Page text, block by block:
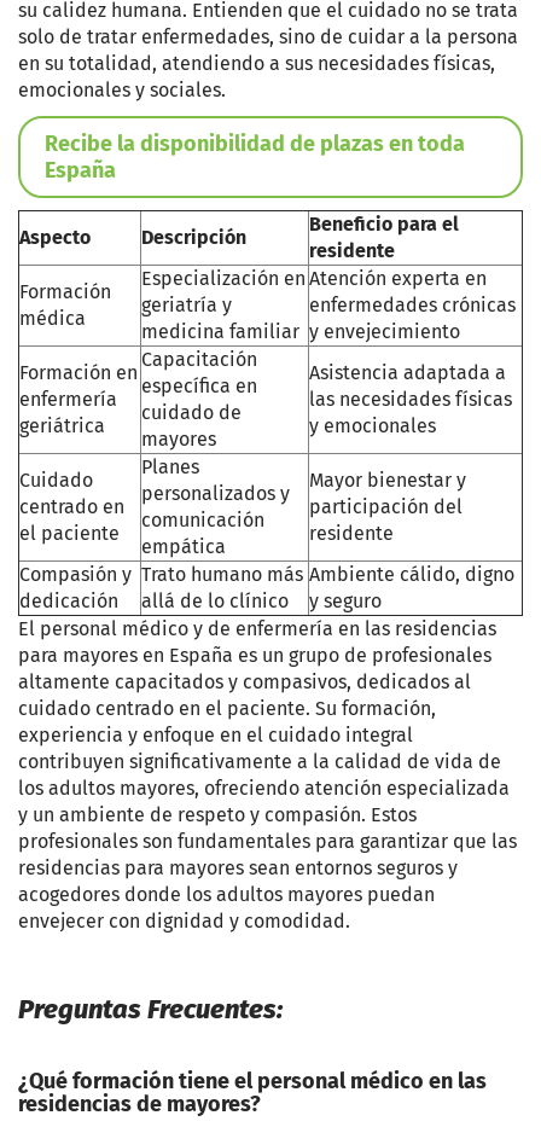
su calidez humana. Entienden que el cuidado no se trata
solo de tratar enfermedades, sino de cuidar a la persona
en su totalidad, atendiendo a sus necesidades físicas,
emocionales y sociales.
Recibe la disponibilidad de plazas en toda
España
Aspecto Descripción
Beneficio para el
residente
Formación
médica
Especialización en
geriatría y
medicina familiar
Atención experta en
enfermedades crónicas
y envejecimiento
Formación en
enfermería
geriátrica
Capacitación
específica en
cuidado de
mayores
Asistencia adaptada a
las necesidades físicas
y emocionales
Cuidado
centrado en
el paciente
Planes
personalizados y
comunicación
empática
Mayor bienestar y
participación del
residente
Compasión y
dedicación
Trato humano más
allá de lo clínico
Ambiente cálido, digno
y seguro
El personal médico y de enfermería en las residencias
para mayores en España es un grupo de profesionales
altamente capacitados y compasivos, dedicados al
cuidado centrado en el paciente. Su formación,
experiencia y enfoque en el cuidado integral
contribuyen significativamente a la calidad de vida de
los adultos mayores, ofreciendo atención especializada
y un ambiente de respeto y compasión. Estos
profesionales son fundamentales para garantizar que las
residencias para mayores sean entornos seguros y
acogedores donde los adultos mayores puedan
envejecer con dignidad y comodidad.
Preguntas Frecuentes:
¿Qué formación tiene el personal médico en las
residencias de mayores?